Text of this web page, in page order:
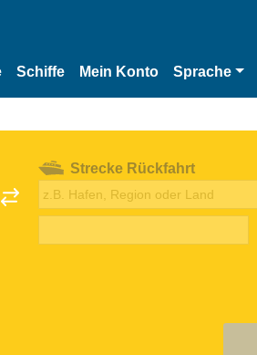
Schiffe Mein Konto Sprache
Strecke Rückfahrt